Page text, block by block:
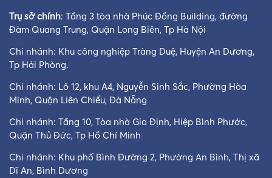
Trụ sở chính: Tầng 3 tòa nhà Phúc Đồng Building, đường
Đàm Quang Trung, Quận Long Biên, Tp Hà Nội
Chi nhánh: Khu công nghiệp Tràng Duệ, Huyện An Dương,
Tp Hải Phòng.
Chi nhánh: Lô 12, khu A4, Nguyễn Sinh Sắc, Phường Hòa
Minh, Quận Liên Chiểu, Đà Nẵng
Chi nhánh: Tầng 10, Tòa nhà Gia Định, Hiệp Bình Phước,
Quận Thủ Đức, Tp Hồ Chí Minh
Chi nhánh: Khu phố Bình Đường 2, Phường An Bình, Thị xã
Dĩ An, Bình Dương